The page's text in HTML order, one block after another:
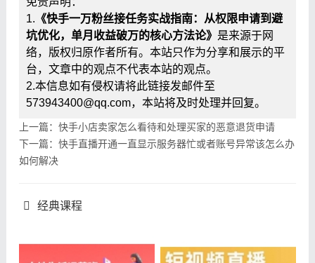
1. 《快手一万粉丝接任务实战指南：从权限申请到避
坑优化，单月收益破万的核心方法论》 是来源于网
络，版权归原作者所有。本站只作为分享和展示的平
台，文章中的观点不代表本站的观点。
2.本信息如有侵权请将此链接发邮件至
573943400@qq.com，本站将及时处理并回复。
上一篇：快手小店卖家怎么看待和处理买家的恶意退货申请
下一篇：快手直播开通一直显示服务器忙或者账号异常该怎么办
如何解决
经典课程